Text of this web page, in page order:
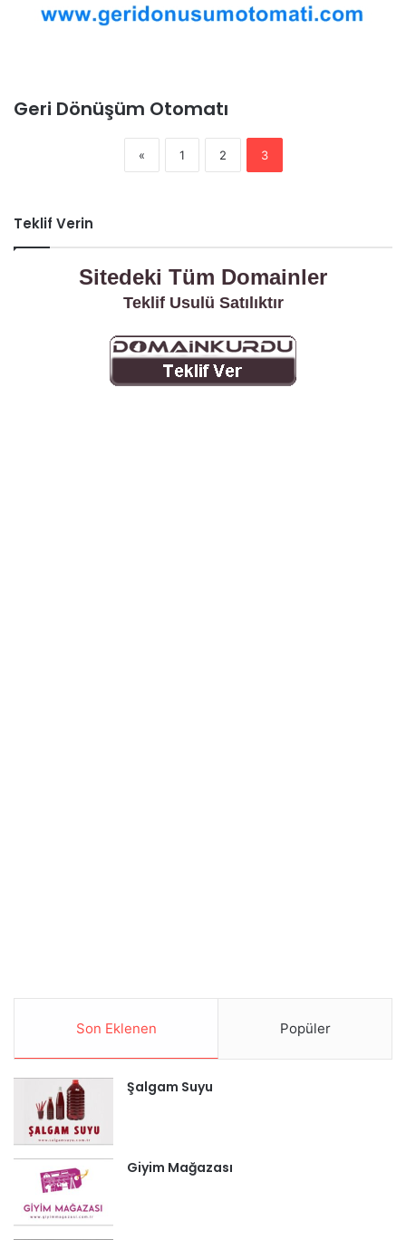
Geri Dönüşüm Otomatı
« 1 2 3
Teklif Verin
Sitedeki Tüm Domainler
Teklif Usulü Satılıktır
Son Eklenen Popüler
Şalgam Suyu
Giyim Mağazası